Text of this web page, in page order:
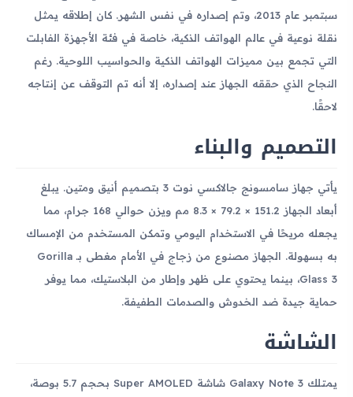
سبتمبر عام 2013، وتم إصداره في نفس الشهر. كان إطلاقه يمثل
نقلة نوعية في عالم الهواتف الذكية، خاصة في فئة الأجهزة الفابلت
التي تجمع بين مميزات الهواتف الذكية والحواسيب اللوحية. رغم
النجاح الذي حققه الجهاز عند إصداره، إلا أنه تم التوقف عن إنتاجه
لاحقًا.
التصميم والبناء
يأتي جهاز سامسونج جالاكسي نوت 3 بتصميم أنيق ومتين. يبلغ
أبعاد الجهاز 151.2 × 79.2 × 8.3 مم ويزن حوالي 168 جرام، مما
يجعله مريحًا في الاستخدام اليومي وتمكن المستخدم من الإمساك
به بسهولة. الجهاز مصنوع من زجاج في الأمام مغطى بـ Gorilla
Glass 3، بينما يحتوي على ظهر وإطار من البلاستيك، مما يوفر
حماية جيدة ضد الخدوش والصدمات الطفيفة.
الشاشة
يمتلك Galaxy Note 3 شاشة Super AMOLED بحجم 5.7 بوصة،